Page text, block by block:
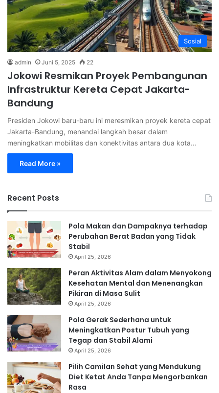
Sosial
admin Juni 5, 2025 22
Jokowi Resmikan Proyek Pembangunan
Infrastruktur Kereta Cepat Jakarta-
Bandung
Presiden Jokowi baru-baru ini meresmikan proyek kereta cepat
Jakarta-Bandung, menandai langkah besar dalam
meningkatkan mobilitas dan konektivitas antara dua kota…
Read More »
Recent Posts
Pola Makan dan Dampaknya terhadap
Perubahan Berat Badan yang Tidak
Stabil
April 25, 2026
Peran Aktivitas Alam dalam Menyokong
Kesehatan Mental dan Menenangkan
Pikiran di Masa Sulit
April 25, 2026
Pola Gerak Sederhana untuk
Meningkatkan Postur Tubuh yang
Tegap dan Stabil Alami
April 25, 2026
Pilih Camilan Sehat yang Mendukung
Diet Ketat Anda Tanpa Mengorbankan
Rasa